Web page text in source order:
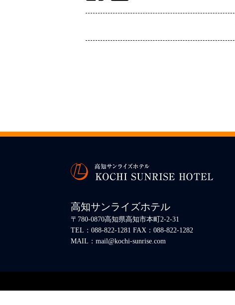
高知サンライズホテル
〒780-0870高知県高知市本町2-2-31
TEL：088-822-1281 FAX：088-822-1282
MAIL：mail@kochi-sunrise.com